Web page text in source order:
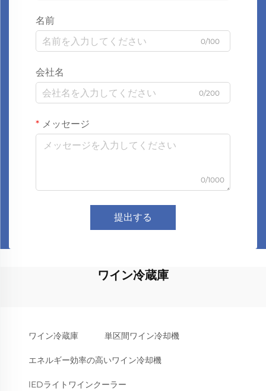
名前
0/100
会社名
0/200
メッセージ
0/1000
提出する
ワイン冷蔵庫
ワイン冷蔵庫 単区間ワイン冷却機
エネルギー効率の高いワイン冷却機
lEDライトワインクーラー